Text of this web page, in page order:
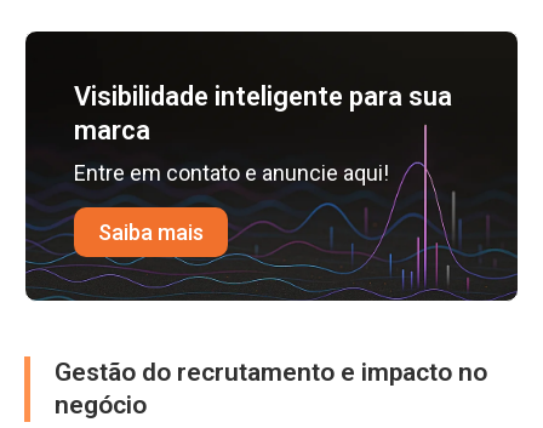
Visibilidade inteligente para sua
marca
Entre em contato e anuncie aqui!
Saiba mais
Gestão do recrutamento e impacto no
negócio